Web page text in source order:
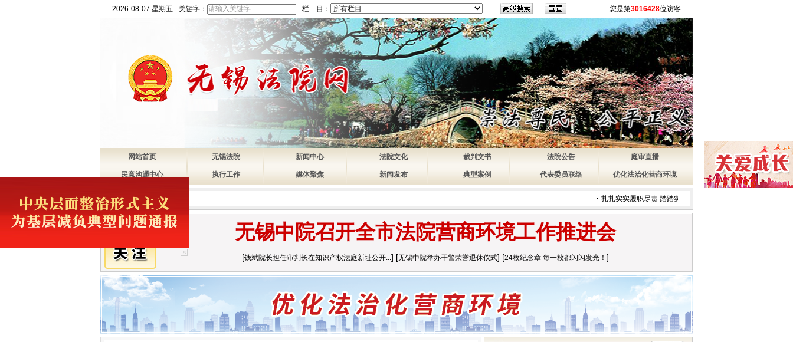
2026-08-07 星期五 关键字： 栏 目： 您是第3016428位访客
网站首页 无锡法院 新闻中心 法院文化 裁判文书 法院公告 庭审直播
民意沟通中心 执行工作 媒体聚焦 新闻发布 典型案例 代表委员联络 优化法治化营商环境
扎扎实实履职尽责 踏踏实实多·
无锡中院召开全市法院营商环境工作推进会
[钱斌院长担任审判长在知识产权法庭新址公开...] [无锡中院举办干警荣誉退休仪式] [24枚纪念章 每一枚都闪闪发光！ ]
×